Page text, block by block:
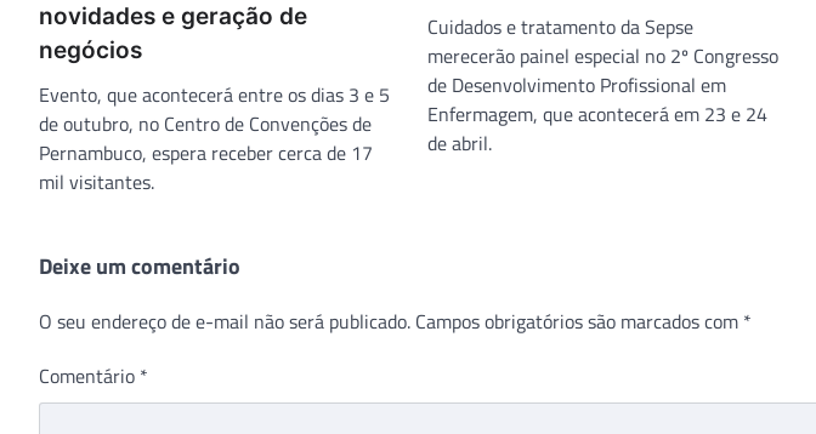
novidades e geração de
negócios
Evento, que acontecerá entre os dias 3 e 5
de outubro, no Centro de Convenções de
Pernambuco, espera receber cerca de 17
mil visitantes.
Cuidados e tratamento da Sepse
merecerão painel especial no 2º Congresso
de Desenvolvimento Profissional em
Enfermagem, que acontecerá em 23 e 24
de abril.
Deixe um comentário
O seu endereço de e-mail não será publicado. Campos obrigatórios são marcados com *
Comentário *